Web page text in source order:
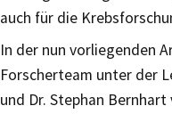
auch für die
In der nun vorliegenden
Forscherteam unter der
und Dr. Stephan